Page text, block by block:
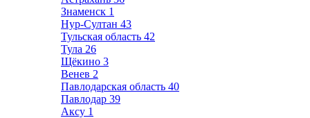
Знаменск 1
Нур-Султан 43
Тульская область 42
Тула 26
Щёкино 3
Венев 2
Павлодарская область 40
Павлодар 39
Аксу 1